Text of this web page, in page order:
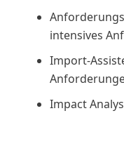
intensives
Import-
Impact